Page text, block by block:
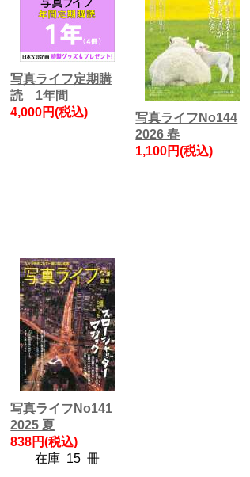
写真ライフ定期購
読 1年間
4,000円(税込)
写真ライフNo144
2026 春
1,100円(税込)
写真ライフNo141
2025 夏
838円(税込)
在庫 15 冊